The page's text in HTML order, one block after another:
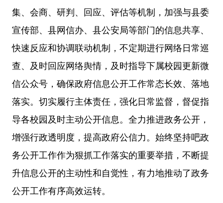
集、会商、研判、回应、评估等机制，加强与县委
宣传部、县网信办、县公安局等部门的信息共享、
快速反应和协调联动机制，不定期进行网络日常巡
查、及时回应网络舆情，及时指导下属校园更新微
信公众号，确保政府信息公开工作常态长效、落地
落实。切实履行主体责任，强化日常监督，督促指
导各校园及时主动公开信息。 全力推进政务公开，
增强行政透明度，提高政府公信力。始终坚持吧政
务公开工作作为狠抓工作落实的重要举措，不断提
升信息公开的主动性和自觉性，有力地推动了政务
公开工作有序高效运转。